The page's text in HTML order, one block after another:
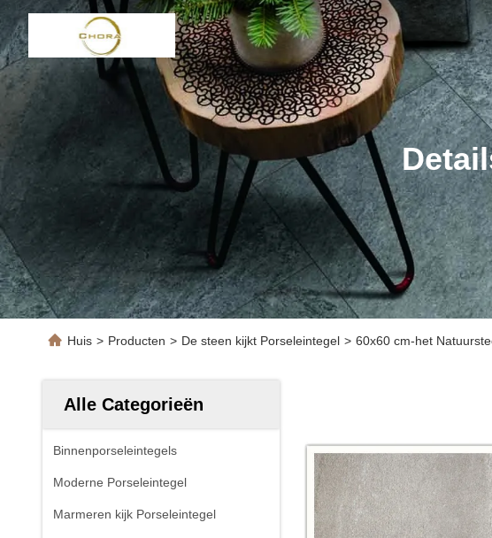
Huis > Producten > De steen kijkt Porseleintegel > 60x60 cm-het
Alle Categorieën
Binnenporseleintegels
Moderne Porseleintegel
Marmeren kijk Porseleintegel